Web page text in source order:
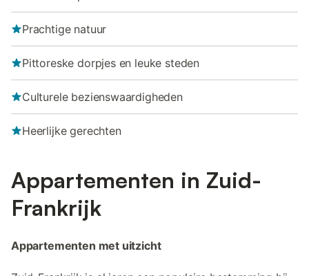
Prachtige natuur
Pittoreske dorpjes en leuke steden
Culturele bezienswaardigheden
Heerlijke gerechten
Appartementen in Zuid-
Frankrijk
Appartementen met uitzicht